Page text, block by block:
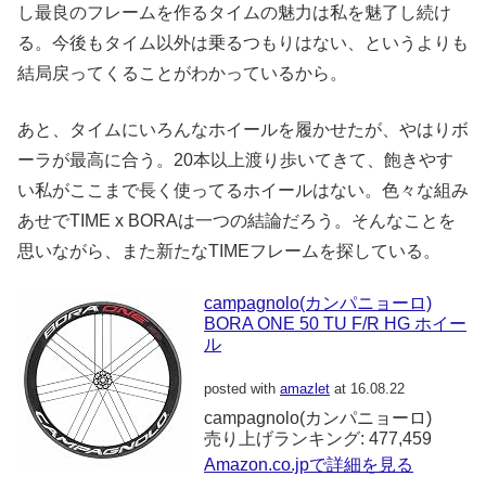
し最良のフレームを作るタイムの魅力は私を魅了し続け
る。今後もタイム以外は乗るつもりはない、というよりも
結局戻ってくることがわかっているから。
あと、タイムにいろんなホイールを履かせたが、やはりボ
ーラが最高に合う。20本以上渡り歩いてきて、飽きやす
い私がここまで長く使ってるホイールはない。色々な組み
あせでTIME x BORAは一つの結論だろう。そんなことを
思いながら、また新たなTIMEフレームを探している。
campagnolo(カンパニョーロ)
BORA ONE 50 TU F/R HG ホイー
ル
posted with amazlet at 16.08.22
campagnolo(カンパニョーロ)
売り上げランキング: 477,459
Amazon.co.jpで詳細を見る